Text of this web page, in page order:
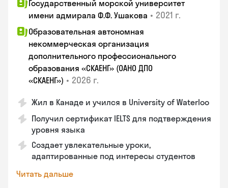
Государственный морской университет
имени адмирала Ф.Ф. Ушакова • 2021 г.
Образовательная автономная
некоммерческая организация
дополнительного профессионального
образования «СКАЕНГ» (ОАНО ДПО
«СКАЕНГ») • 2026 г.
Жил в Канаде и учился в University of Waterloo
Получил сертификат IELTS для подтверждения
уровня языка
Создает увлекательные уроки,
адаптированные под интересы студентов
Читать дальше